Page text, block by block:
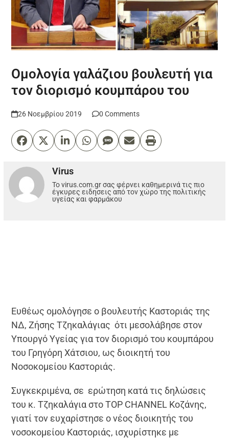
Ομολογία γαλάζιου βουλευτή για
τον διορισμό κουμπάρου του
26 Νοεμβρίου 2019 0 Comments
Virus
Το virus.com.gr σας φέρνει καθημερινά τις πιο
έγκυρες ειδησεις από τον χώρο της πολιτικής
υγείας και φαρμάκου
Ευθέως ομολόγησε ο βουλευτής Καστοριάς της
ΝΔ, Ζήσης Τζηκαλάγιας ότι μεσολάβησε στον
Υπουργό Υγείας για τον διορισμό του κουμπάρου
του Γρηγόρη Χάτσιου, ως διοικητή του
Νοσοκομείου Καστοριάς.
Συγκεκριμένα, σε ερώτηση κατά τις δηλώσεις
του κ. Τζηκαλάγια στο TOP CHANNEL Κοζάνης,
γιατί τον ευχαρίστησε ο νέος διοικητής του
νοσοκομείου Καστοριάς, ισχυρίστηκε με